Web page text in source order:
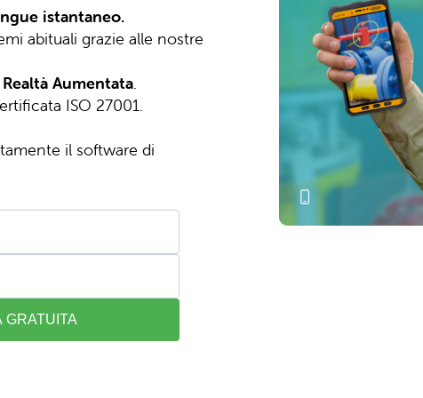
istantaneo.
abituali grazie alle nostre
Realtà Aumentata.
ISO 27001.
il software di